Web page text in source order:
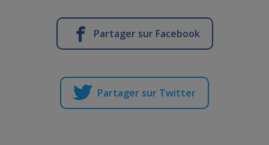
Partager sur Facebook
Partager sur Twitter